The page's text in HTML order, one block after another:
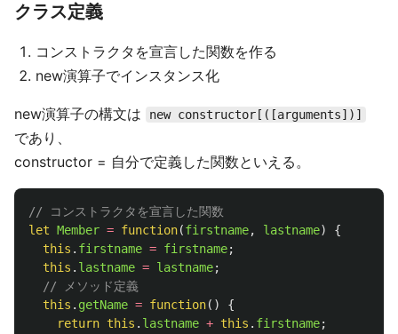
クラス定義
コンストラクタを宣言した関数を作る
new演算子でインスタンス化
new演算子の構文は new constructor[([arguments])]
であり、
constructor = 自分で定義した関数といえる。
// コンストラクタを宣言した関数
let Member = function(firstname, lastname)
{
this . firstname = firstname;
this . lastname = lastname;
// メソッド定義
this . getName = function()
{
return this . lastname + this . firstname;